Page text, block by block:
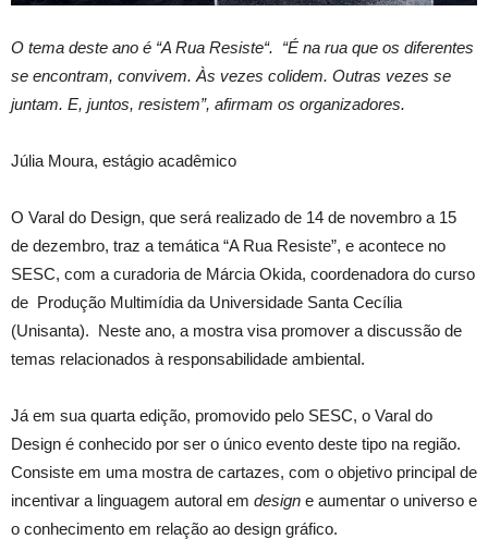
O tema deste ano é “A Rua Resiste“. “É na rua que os diferentes
se encontram, convivem. Às vezes colidem. Outras vezes se
juntam. E, juntos, resistem”, afirmam os organizadores.
Júlia Moura, estágio acadêmico
O Varal do Design, que será realizado de 14 de novembro a 15
de dezembro, traz a temática “A Rua Resiste”, e acontece no
SESC, com a curadoria de Márcia Okida, coordenadora do curso
de Produção Multimídia da Universidade Santa Cecília
(Unisanta). Neste ano, a mostra visa promover a discussão de
temas relacionados à responsabilidade ambiental.
Já em sua quarta edição, promovido pelo SESC, o Varal do
Design é conhecido por ser o único evento deste tipo na região.
Consiste em uma mostra de cartazes, com o objetivo principal de
incentivar a linguagem autoral em design e aumentar o universo e
o conhecimento em relação ao design gráfico.